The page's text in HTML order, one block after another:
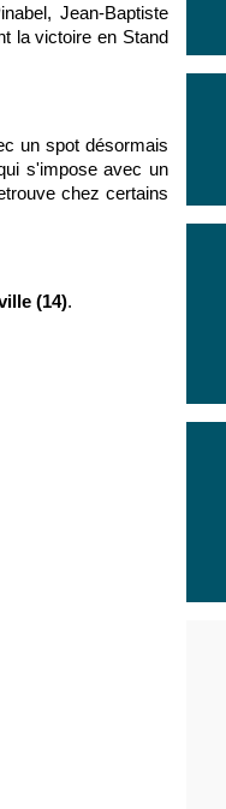
Jean-Baptiste
la victoire en Stand
un spot désormais
s'impose avec un
chez certains
(14).